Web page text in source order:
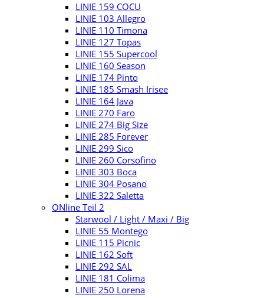
LINIE 159 COCU
LINIE 103 Allegro
LINIE 110 Timona
LINIE 127 Topas
LINIE 155 Supercool
LINIE 160 Season
LINIE 174 Pinto
LINIE 185 Smash Irisee
LINIE 164 Java
LINIE 270 Faro
LINIE 274 Big Size
LINIE 285 Forever
LINIE 299 Sico
LINIE 260 Corsofino
LINIE 303 Boca
LINIE 304 Posano
LINIE 322 Saletta
ONline Teil 2
Starwool / Light / Maxi / Big
LINIE 55 Montego
LINIE 115 Picnic
LINIE 162 Soft
LINIE 292 SAL
LINIE 181 Colima
LINIE 250 Lorena